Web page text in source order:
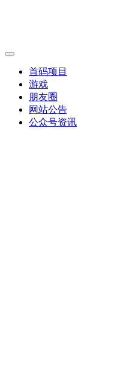
首码项目
游戏
朋友圈
网站公告
公众号资讯